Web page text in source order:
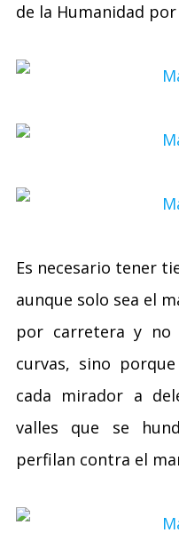
de la Humanidad
Es necesario tener
aunque solo sea el
por carretera y no
curvas, sino
cada mirador a
valles que se
perfilan contra el